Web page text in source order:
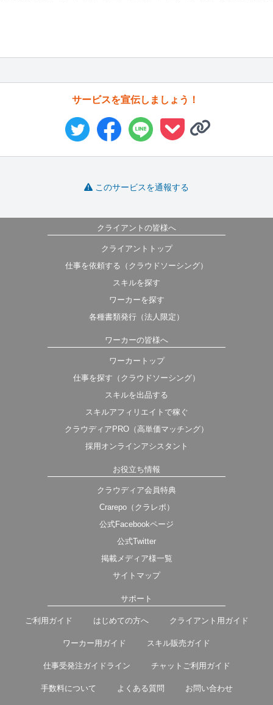
サービスを宣伝しましょう！
このサービスを通報する
クライアントの皆様へ
クライアントトップ
仕事を依頼する（クラウドソーシング）
スキルを探す
ワーカーを探す
各種書類発行（法人限定）
ワーカーの皆様へ
ワーカートップ
仕事を探す（クラウドソーシング）
スキルを出品する
スキルアフィリエイトで稼ぐ
クラウディアPRO（高単価マッチング）
採用オンラインアシスタント
お役立ち情報
クラウディア会員特典
Crarepo（クラレポ）
公式Facebookページ
公式Twitter
掲載メディア様一覧
サイトマップ
サポート
ご利用ガイド はじめての方へ クライアント用ガイド
ワーカー用ガイド スキル販売ガイド
仕事受発注ガイドライン チャットご利用ガイド
手数料について よくある質問 お問い合わせ